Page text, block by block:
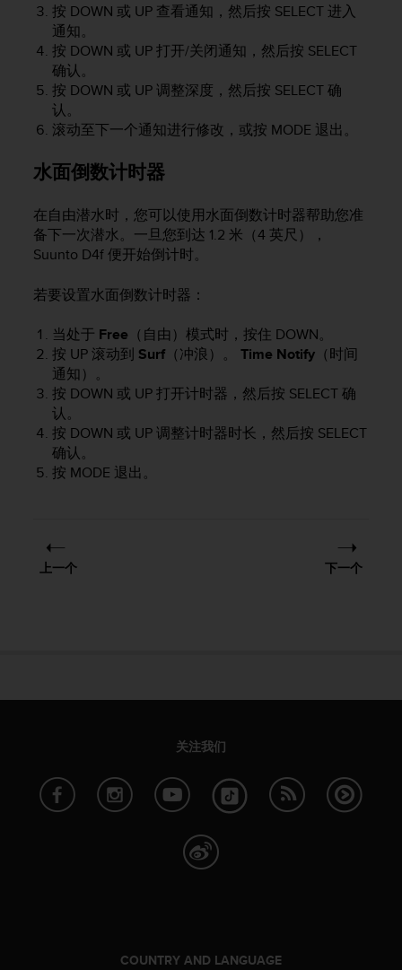
按 DOWN 或 UP查看通知，然后按 SELECT进入
通知。
按 DOWN 或 UP打开/关闭通知，然后按 SELECT
确认。
按 DOWN 或 UP调整深度，然后按 SELECT确
认。
滚动至下一个通知进行修改，或按 MODE 退出。
水面倒数计时器
在自由潜水时，您可以使用水面倒数计时器帮助您准
备下一次潜水。一旦您到达 1.2 米（4 英尺），
Suunto D4f便开始倒计时。
若要设置水面倒数计时器：
当处于 Free （自由）模式时，按住 DOWN。
按 UP滚动到 Surf（冲浪）。 Time Notify（时间
通知）。
按 DOWN 或 UP打开计时器，然后按 SELECT确
认。
按 DOWN 或 UP调整计时器时长，然后按 SELECT
确认。
按 MODE 退出。
上一个 下一个
关注我们
COUNTRY AND LANGUAGE